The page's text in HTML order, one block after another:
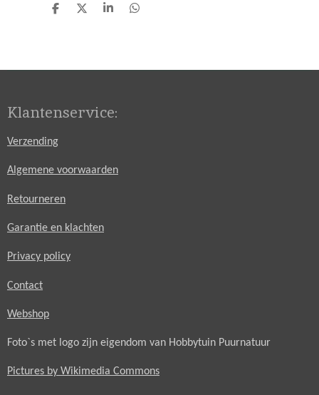
D
D
S
D
Klantenservice:
Verzending
Algemene voorwaarden
Retourneren
Garantie en klachten
Privacy policy
Contact
Webshop
Foto`s met logo zijn eigendom van Hobbytuin Puurnatuur
Pictures by Wikimedia Commons